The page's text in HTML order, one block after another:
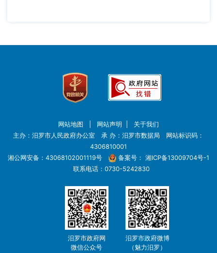
网站地图 网站声明
关于我们
主办：汨罗市人民政府办公室 承 办：汨罗市数据局 网站标识码：
4306810001
湘公网安备：43068102001119号
备案号： 湘ICP备13009704号-1
联系电话：0730-5242830
汨罗市政府网
微信公众号
汨罗市政府微博
（魅力汨罗）